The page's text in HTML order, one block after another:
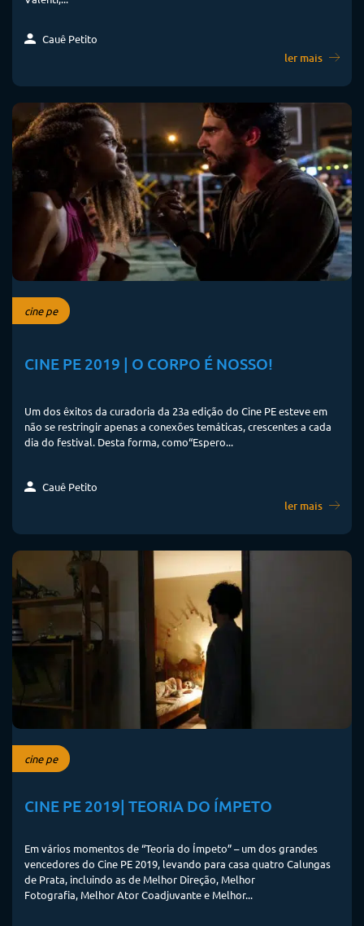
Cauê Petito
ler mais
cine pe
CINE PE 2019 | O CORPO É NOSSO!
Um dos êxitos da curadoria da 23a edição do Cine PE esteve em
não se restringir apenas a conexões temáticas, crescentes a cada
dia do festival. Desta forma, como“Espero...
Cauê Petito
ler mais
cine pe
CINE PE 2019| TEORIA DO ÍMPETO
Em vários momentos de “Teoria do Ímpeto” – um dos grandes
vencedores do Cine PE 2019, levando para casa quatro Calungas
de Prata, incluindo as de Melhor Direção, Melhor
Fotografia, Melhor Ator Coadjuvante e Melhor...